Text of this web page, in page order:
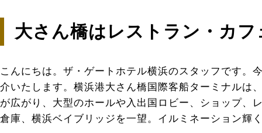
大さん橋はレストラン・カ
こんにちは。ザ・ゲートホテル横浜のスタッフです。
介いたします。横浜港大さん橋国際客船ターミナルは
が広がり、大型のホールや入出国ロビー、ショップ、
倉庫、横浜ベイブリッジを一望。イルミネーション輝